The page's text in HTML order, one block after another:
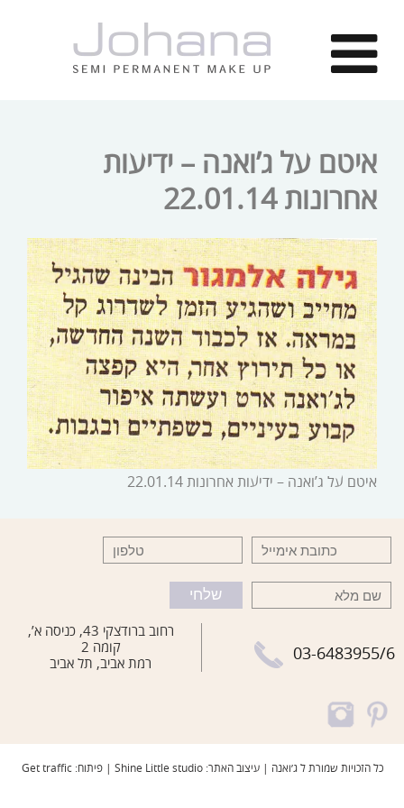
איטם על ג’ואנה – ידיעות
אחרונות 22.01.14
איטם על ג’ואנה – ידיעות אחרונות 22.01.14
03-6483955/6
רחוב ברודצקי 43, כניסה א’,
קומה 2
רמת אביב, תל אביב
כל הזכויות שמורת ל ג׳ואנה | עיצוב האתר: Shine Little studio | פיתוח: Get traffic